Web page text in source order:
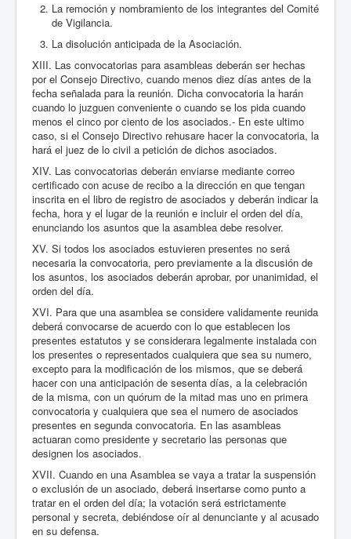
La remoción y nombramiento de los integrantes del Comité
de Vigilancia.
La disolución anticipada de la Asociación.
XIII. Las convocatorias para asambleas deberán ser hechas
por el Consejo Directivo, cuando menos diez días antes de la
fecha señalada para la reunión. Dicha convocatoria la harán
cuando lo juzguen conveniente o cuando se los pida cuando
menos el cinco por ciento de los asociados.- En este ultimo
caso, si el Consejo Directivo rehusare hacer la convocatoria, la
hará el juez de lo civil a petición de dichos asociados.
XIV. Las convocatorias deberán enviarse mediante correo
certificado con acuse de recibo a la dirección en que tengan
inscrita en el libro de registro de asociados y deberán indicar la
fecha, hora y el lugar de la reunión e incluir el orden del día,
enunciando los asuntos que la asamblea debe resolver.
XV. Si todos los asociados estuvieren presentes no será
necesaria la convocatoria, pero previamente a la discusión de
los asuntos, los asociados deberán aprobar, por unanimidad, el
orden del día.
XVI. Para que una asamblea se considere validamente reunida
deberá convocarse de acuerdo con lo que establecen los
presentes estatutos y se considerara legalmente instalada con
los presentes o representados cualquiera que sea su numero,
excepto para la modificación de los mismos, que se deberá
hacer con una anticipación de sesenta días, a la celebración
de la misma, con un quórum de la mitad mas uno en primera
convocatoria y cualquiera que sea el numero de asociados
presentes en segunda convocatoria. En las asambleas
actuaran como presidente y secretario las personas que
designen los asociados.
XVII. Cuando en una Asamblea se vaya a tratar la suspensión
o exclusión de un asociado, deberá insertarse como punto a
tratar en el orden del día; la votación será estrictamente
personal y secreta, debiéndose oír al denunciante y al acusado
en su defensa.